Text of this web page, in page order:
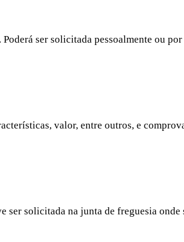
ser solicitada pessoalmente ou
valor, entre outros, e
solicitada na junta de freguesia onde